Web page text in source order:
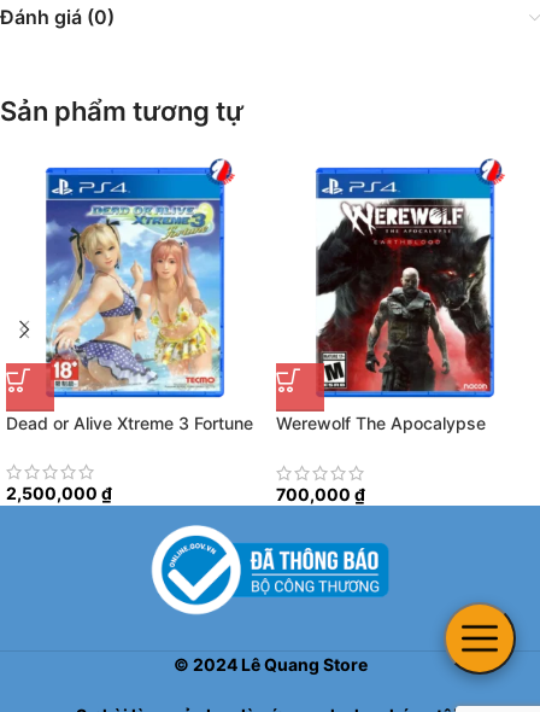
Đánh giá (0)
Sản phẩm tương tự
Dead or Alive Xtreme 3 Fortune
2,500,000 ₫
Werewolf The Apocalypse
700,000 ₫
© 2024Lê Quang Store